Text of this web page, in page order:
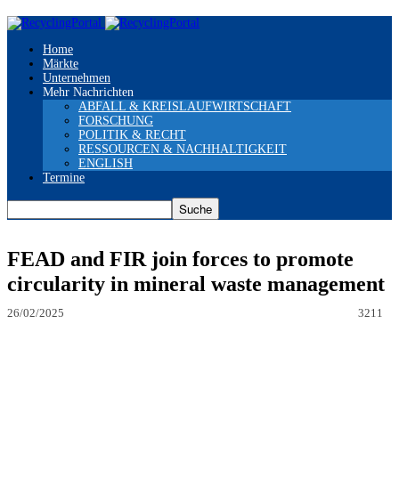
Home
Märkte
Unternehmen
Mehr Nachrichten
ABFALL & KREISLAUFWIRTSCHAFT
FORSCHUNG
POLITIK & RECHT
RESSOURCEN & NACHHALTIGKEIT
ENGLISH
Termine
FEAD and FIR join forces to promote
circularity in mineral waste management
26/02/2025 3211